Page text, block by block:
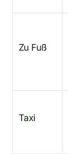
Zu Fuß
Taxi